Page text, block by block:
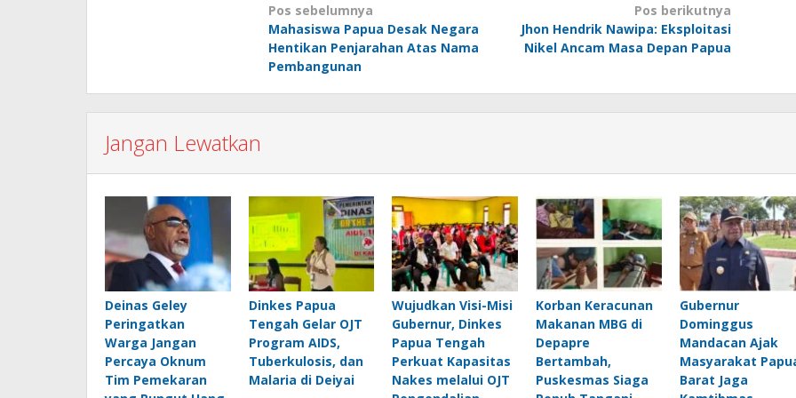
Navigasi
pos
Pos sebelumnya
Mahasiswa Papua Desak Negara
Hentikan Penjarahan Atas Nama
Pembangunan
Pos berikutnya
Jhon Hendrik Nawipa: Eksploitasi
Nikel Ancam Masa Depan Papua
Jangan Lewatkan
Deinas Geley
Peringatkan
Warga Jangan
Percaya Oknum
Tim Pemekaran
Dinkes Papua
Tengah Gelar OJT
Program AIDS,
Tuberkulosis, dan
Malaria di Deiyai
Wujudkan Visi-Misi
Gubernur, Dinkes
Papua Tengah
Perkuat Kapasitas
Nakes melalui OJT
Korban Keracunan
Makanan MBG di
Depapre
Bertambah,
Puskesmas Siaga
Gubernur
Dominggus
Mandacan Ajak
Masyarakat
Barat Jaga